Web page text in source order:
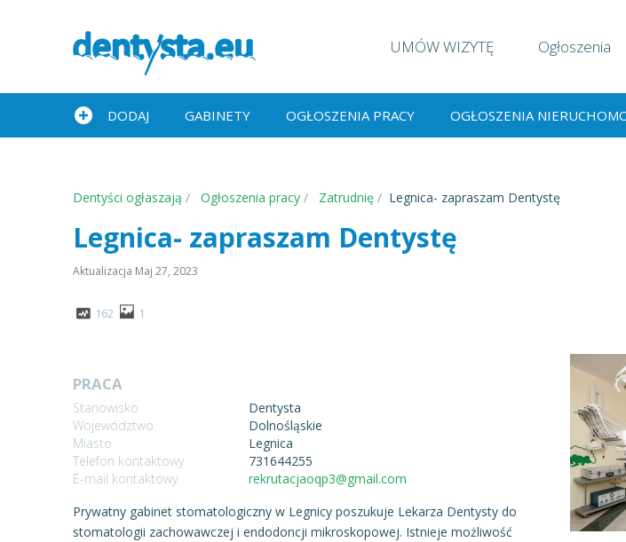
UMÓW WIZYTĘ Ogłoszenia
DODAJ GABINETY OGŁOSZENIA PRACY OGŁOSZENIA
Dentyści ogłaszają Ogłoszenia pracy Zatrudnię Legnica- zapraszam Dentystę
Legnica- zapraszam Dentystę
Aktualizacja Maj 27, 2023
162 1
PRACA
Stanowisko
Dentysta
Województwo
Dolnośląskie
Miasto
Legnica
Telefon kontaktowy
731644255
E-mail kontaktowy
rekrutacjaoqp3@gmail.com
Prywatny gabinet stomatologiczny w Legnicy poszukuje Lekarza Dentysty do
stomatologii zachowawczej i endodoncji mikroskopowej. Istnieje możliwość